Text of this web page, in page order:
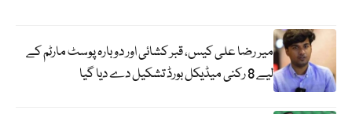
میر رضا علی کیس، قبر کشائی اور دوبارہ پوسٹ مارٹم کے
لیے 8 رکنی میڈیکل بورڈ تشکیل دے دیا گیا